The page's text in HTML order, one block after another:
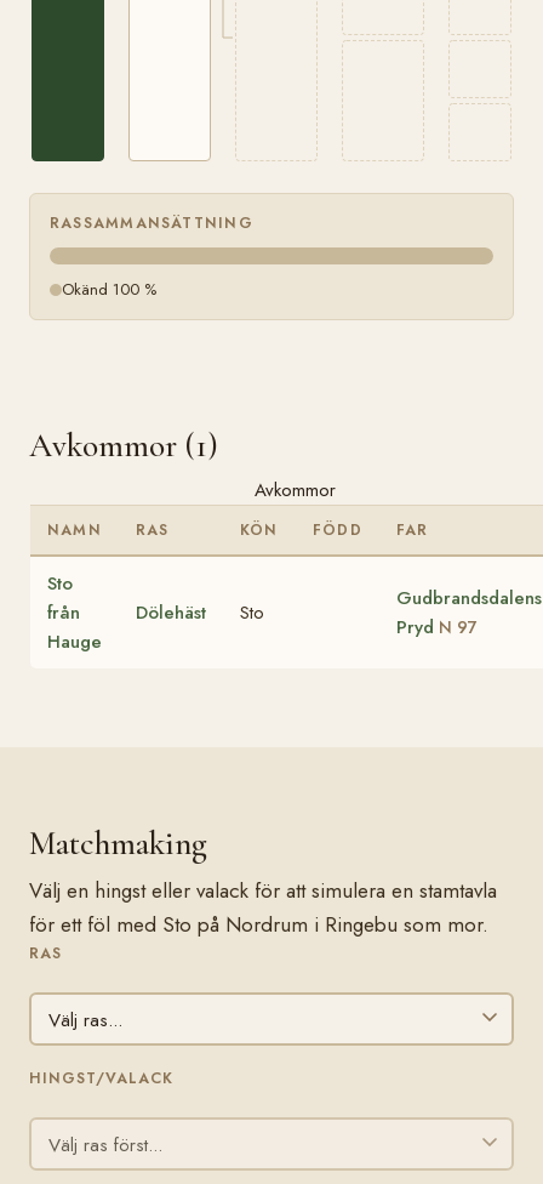
RASSAMMANSÄTTNING
Okänd 100 %
Avkommor (1)
Avkommor
NAMN RAS KÖN FÖDD FAR
Sto
från
Hauge
Dölehäst Sto
Gudbrandsdalens
Pryd N 97
Matchmaking
Välj en hingst eller valack för att simulera en stamtavla
för ett föl med Sto på Nordrum i Ringebu som mor.
RAS
HINGST/VALACK